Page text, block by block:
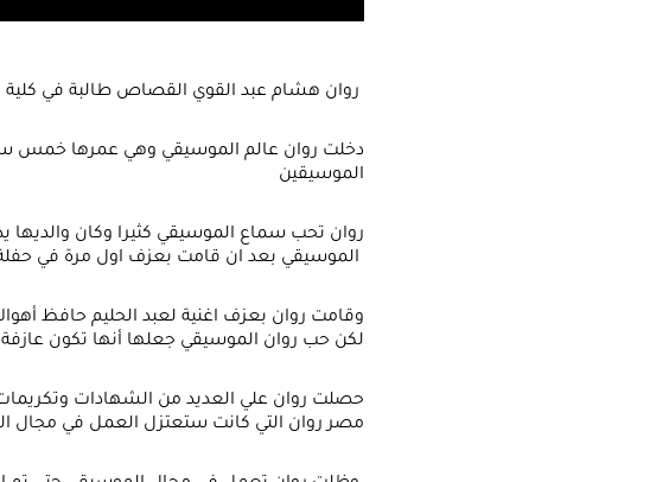
دخلت روان عالم الموسيقي وهي عمرها خمس
الموسيقين
وقامت روان بعزف اغنية لعبد الحليم حافظ
لكن حب روان الموسيقي جعلها أنها تكون عازفة
مصر روان التي كانت ستعتزل العمل في مجال